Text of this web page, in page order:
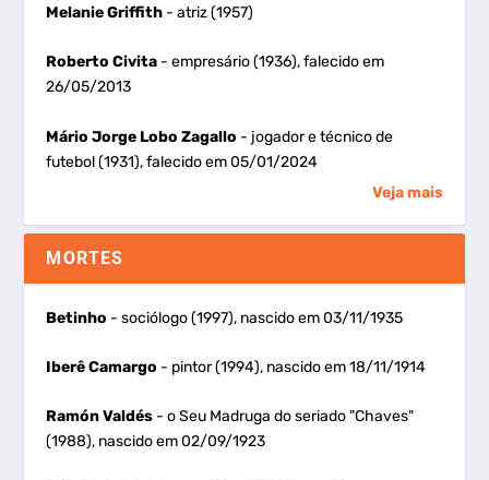
Melanie Griffith - atriz (1957)
Roberto Civita - empresário (1936), falecido em
26/05/2013
Mário Jorge Lobo Zagallo - jogador e técnico de
futebol (1931), falecido em 05/01/2024
Veja mais
MORTES
Betinho - sociólogo (1997), nascido em 03/11/1935
Iberê Camargo - pintor (1994), nascido em 18/11/1914
Ramón Valdés - o Seu Madruga do seriado "Chaves"
(1988), nascido em 02/09/1923